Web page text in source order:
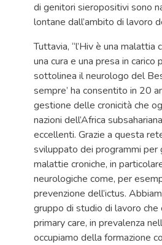
di genitori sieropositivi sono
lontane dall’ambito di lavoro
Tuttavia, “l’Hiv è una malattia
una cura e una presa in carico
sottolinea il neurologo del
sempre’ ha consentito in 20
gestione delle cronicità che
nazioni dell’Africa
eccellenti. Grazie a questa
sviluppato dei programmi per
malattie croniche, in
neurologiche come, per
prevenzione dell’ictus.
gruppo di studio di lavoro
primary care, in prevalenza
occupiamo della formazione